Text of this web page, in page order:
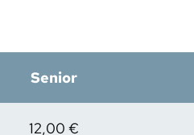
Senior
12,00 €